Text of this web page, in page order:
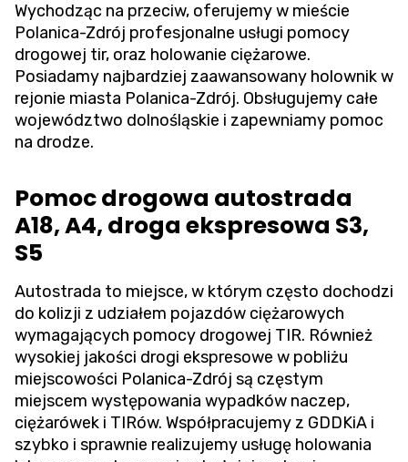
Wychodząc na przeciw, oferujemy w mieście
Polanica-Zdrój profesjonalne usługi pomocy
drogowej tir, oraz holowanie ciężarowe.
Posiadamy najbardziej zaawansowany holownik w
rejonie miasta Polanica-Zdrój. Obsługujemy całe
województwo dolnośląskie i zapewniamy pomoc
na drodze.
Pomoc drogowa autostrada
A18, A4, droga ekspresowa S3,
S5
Autostrada to miejsce, w którym często dochodzi
do kolizji z udziałem pojazdów ciężarowych
wymagających pomocy drogowej TIR. Również
wysokiej jakości drogi ekspresowe w pobliżu
miejscowości Polanica-Zdrój są częstym
miejscem występowania wypadków naczep,
ciężarówek i TIRów. Współpracujemy z GDDKiA i
szybko i sprawnie realizujemy usługę holowania